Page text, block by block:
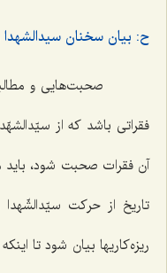
ح: بیان سخنان
صحبت‌هایی و
فقراتی باشد که از
آن فقرات صحبت شود، باید
تاریخ از حرکت
ریزه‌کاریها بیان شود تا